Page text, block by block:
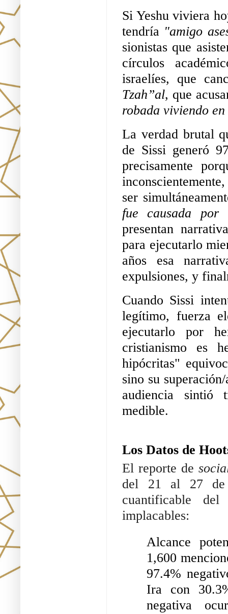
Si Yeshu viviera
tendría "amigo
sionistas que
círculos
Tzah”al, que
robada viviendo
La verdad brutal
de Sissi generó
precisamente
ser
fue causada por
presentan
para ejecutarlo
años esa
expulsiones, y
Cuando Sissi
legítimo, fuerza
ejecutarlo por
cristianismo es
hipócritas"
sino su
audiencia sintió
medible.
Los Datos de
El reporte de
del 21 al 27 de
cuantificable
implacables:
Alcance
1,600
97.4%
Ira con
negativa